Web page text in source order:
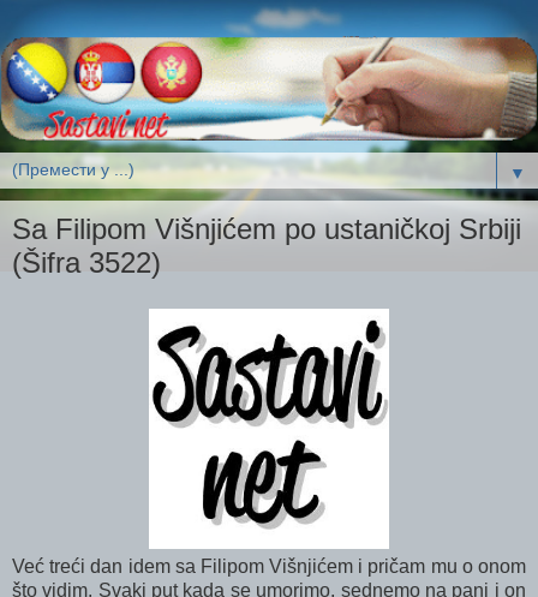
▼
Sa Filipom Višnjićem po ustaničkoj Srbiji
(Šifra 3522)
Već treći dan idem sa Filipom Višnjićem i pričam mu o onom
što vidim. Svaki put kada se umorimo, sednemo na panj i on